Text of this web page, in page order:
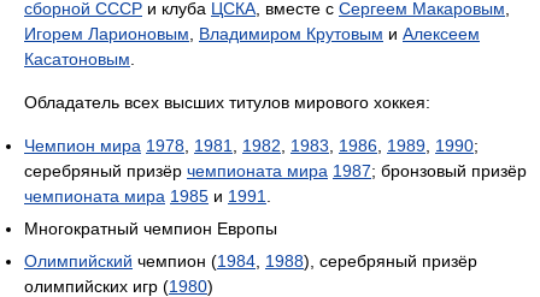
сборной СССР и клуба ЦСКА , вместе с Сергеем Макаровым
Игорем Ларионовым
Владимиром Крутовым и Алексеем
Касатоновым
Обладатель всех высших титулов мирового хоккея:
Чемпион мира 1978 1981 1982 1983 1986 1989 1990;
серебряный призёр чемпионата мира 1987; бронзовый призёр
чемпионата мира 1985 и 1991
Многократный чемпион Европы
Олимпийский чемпион (1984 1988), серебряный призёр
олимпийских игр (1980)